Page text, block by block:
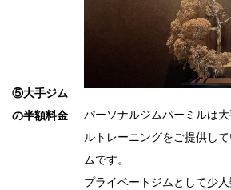
⑤大手ジム
の半額料金
パーソナルジムパーミルは
ルトレーニングをご提供し
ムです。
プライベートジムとして少